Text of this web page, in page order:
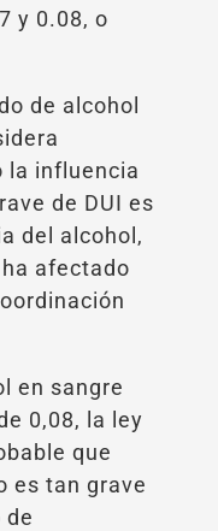
y 0.08, o
de alcohol
la influencia
de DUI es
del alcohol,
afectado
en sangre
0,08, la ley
que
es tan grave
de